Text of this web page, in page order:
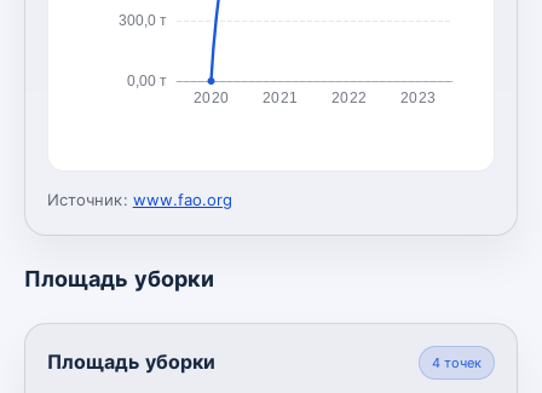
0,00 т
300,0 т
2020 2021 2022 2023
Источник: www.fao.org
Площадь уборки
Площадь уборки 4точек